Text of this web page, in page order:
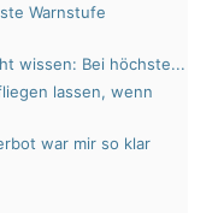
Warnstufe
wissen: Bei höchste...
lassen, wenn
war mir so klar